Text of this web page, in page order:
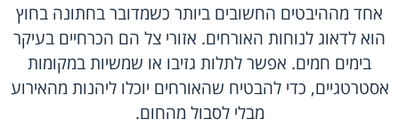
אחד מההיבטים החשובים ביותר כשמדובר בחתונה בחוץ
הוא לדאוג לנוחות האורחים. אזורי צל הם הכרחיים בעיקר
בימים חמים. אפשר לתלות גזיבו או שמשיות במקומות
אסטרטגיים, כדי להבטיח שהאורחים יוכלו ליהנות מהאירוע
מבלי לסבול מהחום.